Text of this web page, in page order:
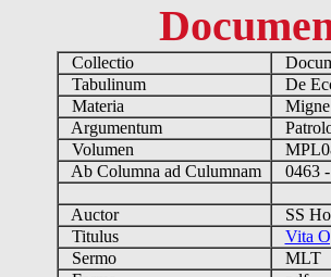
Collectio
Tabulinum
De
Materia
Argumentum
Volumen
Ab Columna ad Culumnam
0463
Auctor
SS
Titulus
Vita
Sermo
MLT